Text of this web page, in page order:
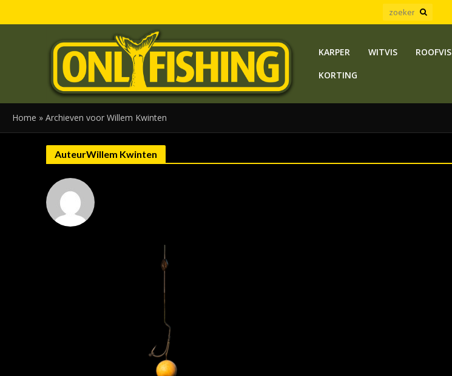
KARPER WITVIS ROOFVIS
KORTING
Home » Archieven voor Willem Kwinten
AuteurWillem Kwinten